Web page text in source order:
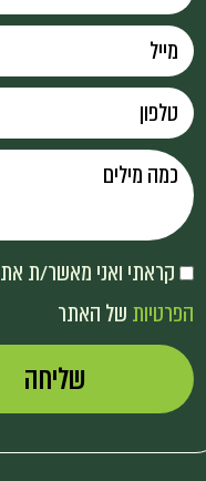
קראתי ואני מאשר/ת את
הפרטיותשל האתר
שליחה